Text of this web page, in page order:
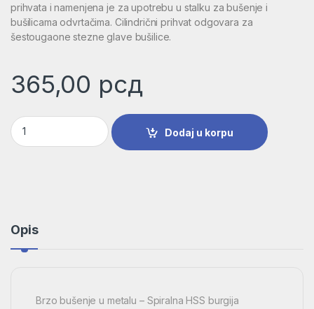
prihvata i namenjena je za upotrebu u stalku za bušenje i
bušilicama odvrtačima. Cilindrični prihvat odgovara za
šestougaone stezne glave bušilice.
365,00 рсд
HSS spiralna burgija PointTeQ 2,6 mm | 2608577194 količina
Dodaj u korpu
Opis
Brzo bušenje u metalu – Spiralna HSS burgija